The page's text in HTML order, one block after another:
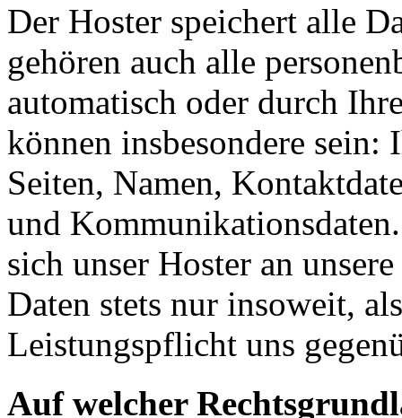
Der Hoster speichert alle
gehören auch alle
automatisch oder durch
können insbesondere sein:
Seiten, Namen,
und
sich unser Hoster an
Daten stets nur insoweit,
Leistungspflicht uns
Auf welcher